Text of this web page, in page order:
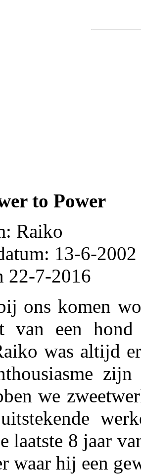
to Power
Raiko
13-6-2002
22-7-2016
ons komen
van een
was altijd
we
laatste 8 jaar
waar hij een